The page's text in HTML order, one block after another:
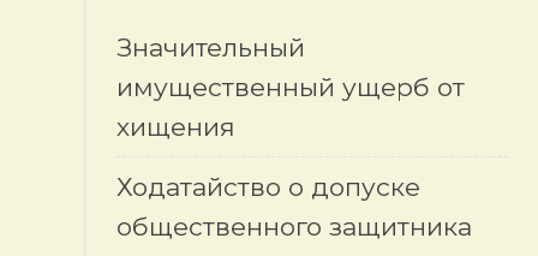
Значительный
имущественный ущерб от
хищения
Ходатайство о допуске
общественного защитника